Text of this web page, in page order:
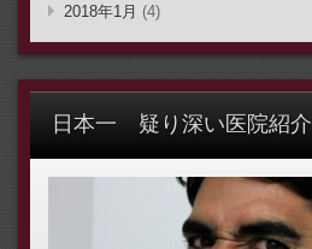
2018年1月 (4)
日本一 疑り深い医院紹介